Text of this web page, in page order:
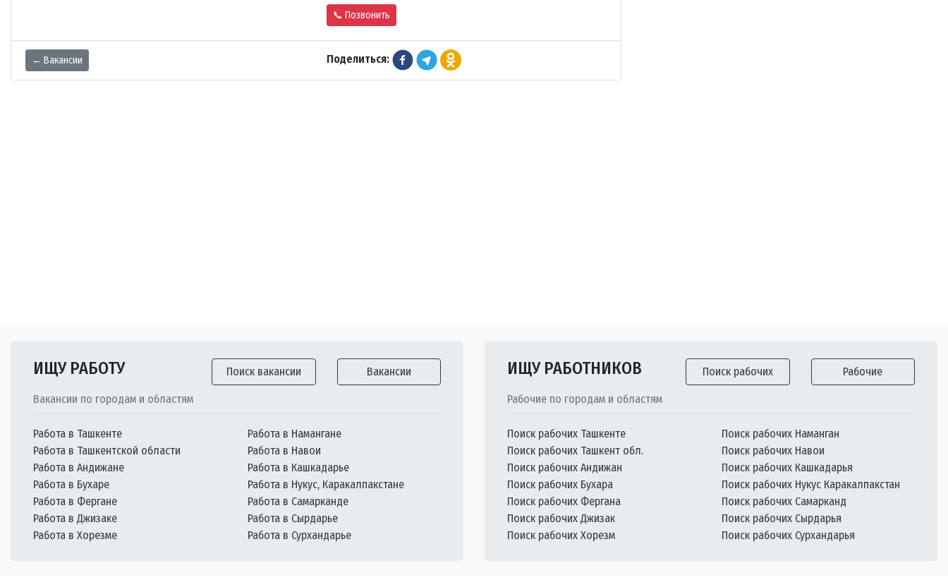
📞 Позвонить
← Вакансии Поделиться:
ИЩУ РАБОТУ Поиск вакансии Вакансии
Вакансии по городам и областям
Работа в Ташкенте
Работа в Ташкентской области
Работа в Андижане
Работа в Бухаре
Работа в Фергане
Работа в Джизаке
Работа в Хорезме
Работа в Намангане
Работа в Навои
Работа в Кашкадарье
Работа в Нукус, Каракалпакстане
Работа в Самарканде
Работа в Сырдарье
Работа в Сурхандарье
ИЩУ РАБОТНИКОВ Поиск рабочих Рабочие
Рабочие по городам и областям
Поиск рабочих Ташкенте
Поиск рабочих Ташкент обл.
Поиск рабочих Андижан
Поиск рабочих Бухара
Поиск рабочих Фергана
Поиск рабочих Джизак
Поиск рабочих Хорезм
Поиск рабочих Наманган
Поиск рабочих Навои
Поиск рабочих Кашкадарья
Поиск рабочих Нукус Каракалпакстан
Поиск рабочих Самарканд
Поиск рабочих Сырдарья
Поиск рабочих Сурхандарья